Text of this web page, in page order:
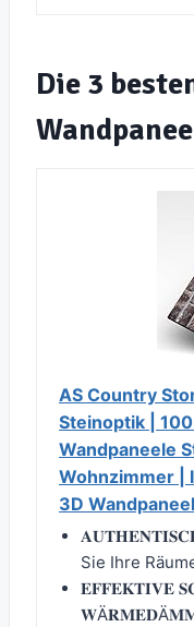
Die 3
AS Country
Steinoptik |
Wandpaneele
Wohnzimmer |
3D
Sie Ihre
𝐄𝐅𝐅𝐄𝐊𝐓𝐈𝐕𝐄